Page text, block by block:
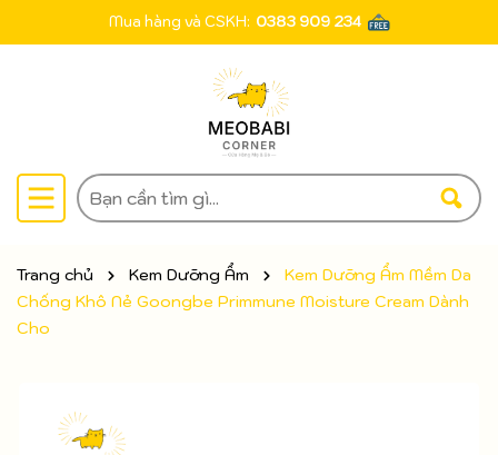
Mua hàng và CSKH: 0383 909 234
Trang chủ Kem Dưỡng Ẩm
Kem Dưỡng Ẩm Mềm Da
Chống Khô Nẻ Goongbe Primmune Moisture Cream Dành
Cho